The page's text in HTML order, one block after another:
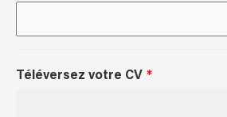
Téléversez votre CV